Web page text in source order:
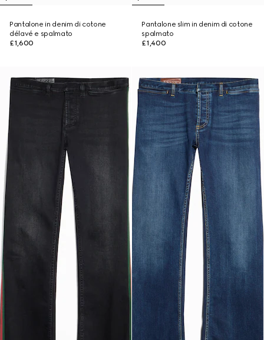
Pantalone in denim di cotone
délavé e spalmato
£1,600
Pantalone slim in denim di cotone
spalmato
£1,400